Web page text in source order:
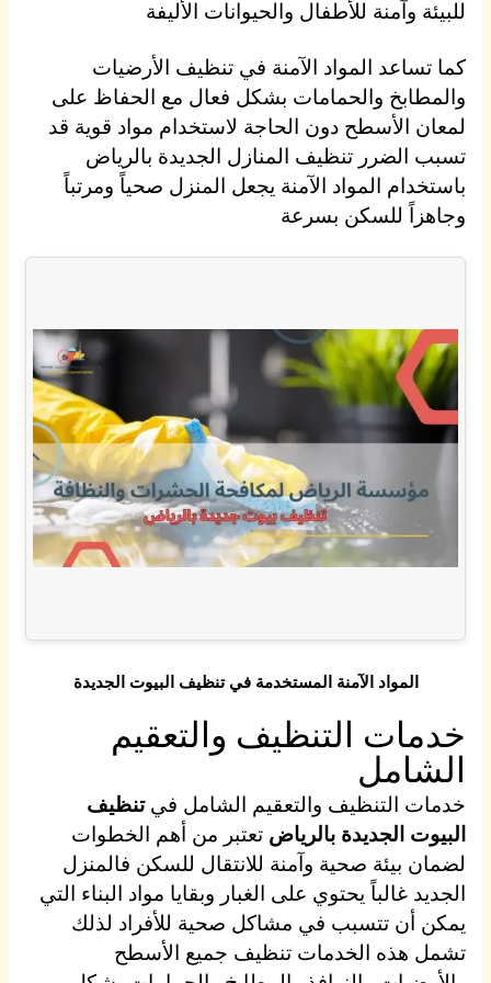
للبيئة وآمنة للأطفال والحيوانات الأليفة
كما تساعد المواد الآمنة في تنظيف الأرضيات
والمطابخ والحمامات بشكل فعال مع الحفاظ على
لمعان الأسطح دون الحاجة لاستخدام مواد قوية قد
تسبب الضرر تنظيف المنازل الجديدة بالرياض
باستخدام المواد الآمنة يجعل المنزل صحياً ومرتباً
وجاهزاً للسكن بسرعة
المواد الآمنة المستخدمة في تنظيف البيوت الجديدة
خدمات التنظيف والتعقيم
الشامل
خدمات التنظيف والتعقيم الشامل فيتنظيف
البيوت الجديدة بالرياض تعتبر من أهم الخطوات
لضمان بيئة صحية وآمنة للانتقال للسكن فالمنزل
الجديد غالباً يحتوي على الغبار وبقايا مواد البناء التي
يمكن أن تتسبب في مشاكل صحية للأفراد لذلك
تشمل هذه الخدمات تنظيف جميع الأسطح